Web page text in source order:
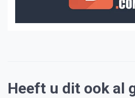
Heeft u dit ook al